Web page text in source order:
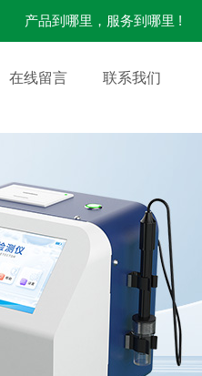
产品到哪里，服务到哪里 !
在线留言 联系我们